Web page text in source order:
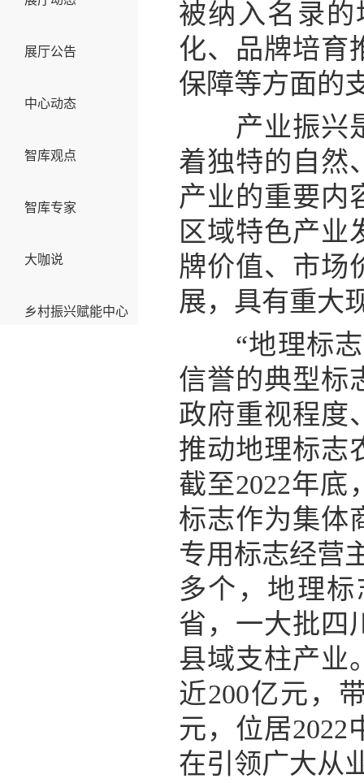
展厅公告
中心动态
智库观点
智库专家
大咖说
乡村振兴赋能中心
被纳入名录
化、品牌培育
保障等方面的
产业振兴是
着独特的自然
产业的重要内
区域特色产业
牌价值、市场
展，具有重大
“地理标志”
信誉的典型标
政府重视程度
推动地理标志
截至2022年底
标志作为集体
专用标志经营
多个，地理
省，一大批四
县域支柱产业
近200亿元，
元，位居
在引领广大从